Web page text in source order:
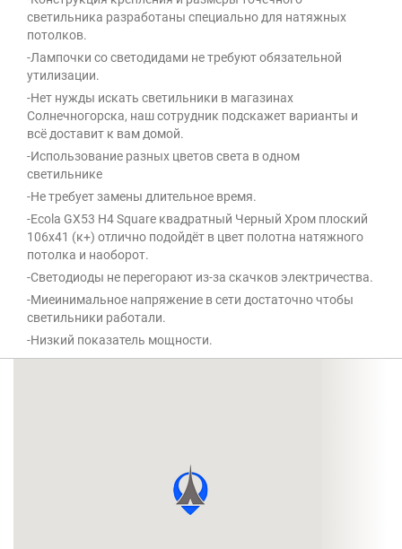
светильника разработаны специально для натяжных
потолков.
-Лампочки со светодидами не требуют обязательной
утилизации.
-Нет нужды искать светильники в магазинах
Солнечногорска, наш сотрудник подскажет варианты и
всё доставит к вам домой.
-Использование разных цветов света в одном
светильнике
-Не требует замены длительное время.
-Ecola GX53 H4 Square квадратный Черный Хром плоский
106x41 (к+) отлично подойдёт в цвет полотна натяжного
потолка и наоборот.
-Светодиоды не перегорают из-за скачков электричества.
-Миеинимальное напряжение в сети достаточно чтобы
светильники работали.
-Низкий показатель мощности.